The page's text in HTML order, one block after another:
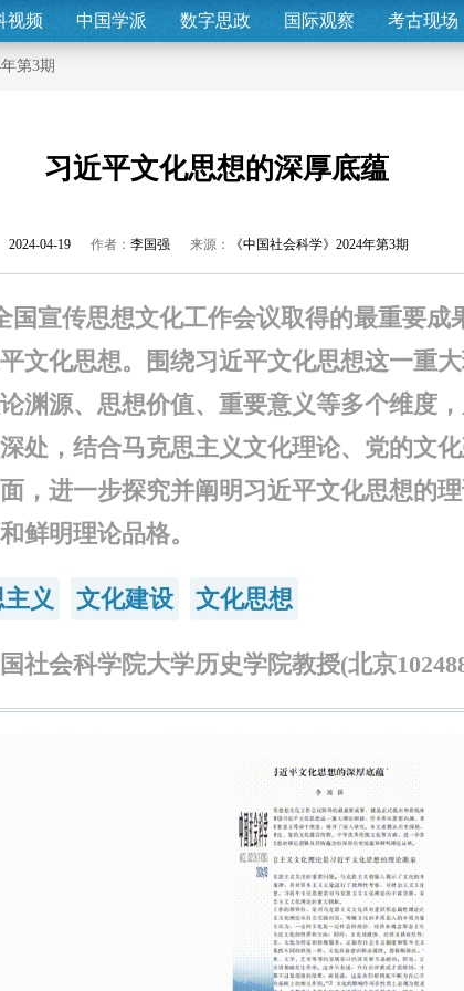
视频 中国学派 数字思政 国际观察 考古现场
第3期
习近平文化思想的深厚底蕴
2024-04-19 作者： 李国强 来源： 《中国社会科学》2024年第3期
国宣传思想文化工作会议取得的最重要成
文化思想。围绕习近平文化思想这一重
渊源、思想价值、重要意义等多个维度
处，结合马克思主义文化理论、党的文
，进一步探究并阐明习近平文化思想的
鲜明理论品格。
义 文化建设 文化思想
社会科学院大学历史学院教授(北京